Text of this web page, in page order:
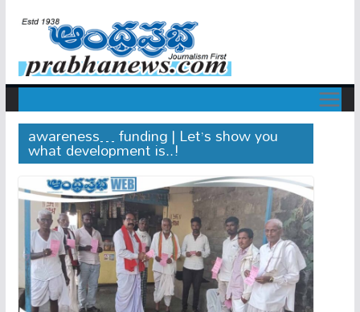
awareness… funding | Let’s show you
what development is..!